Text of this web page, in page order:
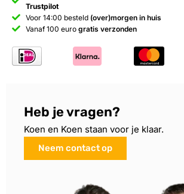
Trustpilot
Voor 14:00 besteld (over)morgen in huis
Vanaf 100 euro gratis verzonden
Heb je vragen?
Koen en Koen staan voor je klaar.
Neem contact op